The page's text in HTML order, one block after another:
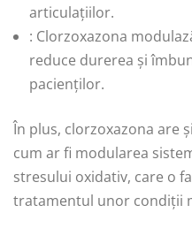
articulațiilor.
: Clorzoxazona
reduce durerea și
pacienților.
În plus, clorzoxazona are
cum ar fi modularea
stresului oxidativ, care o
tratamentul unor condiții